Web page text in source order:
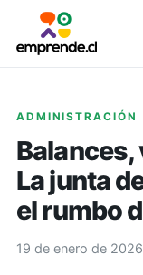
ADMINISTRACIÓN
La junta
el rumbo
19 de enero de 2026